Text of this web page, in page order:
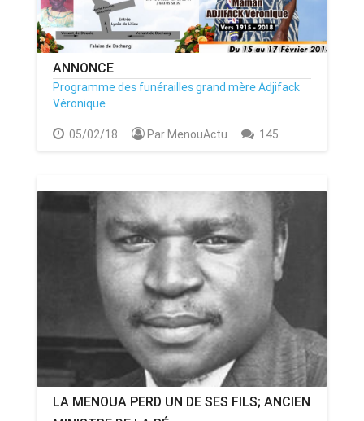
ANNONCE
Programme des funérailles grand mère Adjifack
Véronique
05/02/18 Par MenouActu 145
LA MENOUA PERD UN DE SES FILS; ANCIEN